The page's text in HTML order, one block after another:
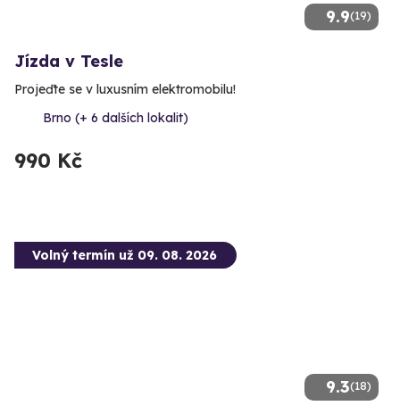
9.9(19)
Jízda v Tesle
Projeďte se v luxusním elektromobilu!
Brno (+ 6 dalších lokalit)
990 Kč
9.3(18)
Volný termín už 09. 08. 2026